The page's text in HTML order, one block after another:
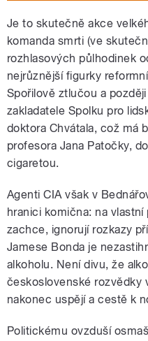
Je to skutečně akce
komanda smrti (ve
rozhlasových půlhodinek
nejrůznější figurky
Spořilově ztlučou a
zakladatele Spolku pro
doktora Chvátala, což má
profesora Jana Patočky,
cigaretou.
Agenti CIA však v
hranici komična: na
zachce, ignorují rozkazy
Jamese Bonda je
alkoholu. Není divu, že
československé rozvědky
nakonec uspějí a cestě k
Politickému ovzduší